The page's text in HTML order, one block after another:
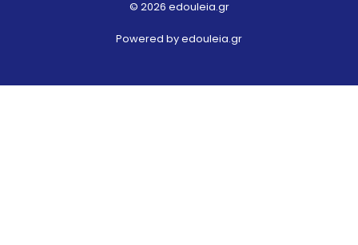
© 2026 edouleia.gr
Powered by edouleia.gr